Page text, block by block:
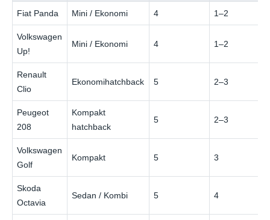
Fiat Panda Mini / Ekonomi 4 1–2
Volkswagen
Up!
Mini / Ekonomi 4 1–2
Renault
Clio
Ekonomihatchback 5 2–3
Peugeot
208
Kompakt
hatchback
5 2–3
Volkswagen
Golf
Kompakt 5 3
Skoda
Octavia
Sedan / Kombi 5 4